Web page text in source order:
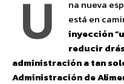
U na nueva
está en
inyección
reducir
administración a tan
Administración de